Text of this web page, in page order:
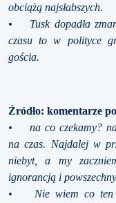
obciążą najsłabszych.
• Tusk dopadła
czasu to w polityce
gościa.
Źródło: komentarze
• na co czekamy? na
na czas. Najdalej w
niebyt, a my
ignorancją i
• Nie wiem co ten